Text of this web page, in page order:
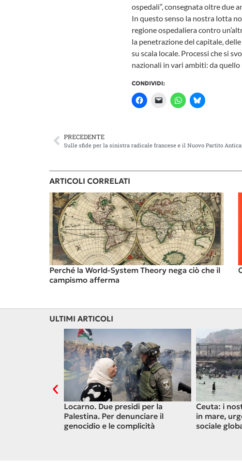
ospedali”, consegnata oltre due
In questo senso la nostra lotta
regione ospedaliera contro
la penetrazione del capitale,
su scala locale. Processi che si
nazionali in vari ambiti: da
CONDIVIDI:
PRECEDENTE
Sulle sfide per la sinistra radicale francese e il Nuovo Partito
ARTICOLI CORRELATI
Perché la World-System Theory nega ciò che il
campismo afferma
ULTIMI ARTICOLI
Locarno. Due presidi per la
Palestina. Per denunciare il
genocidio e le complicità
Ceuta: i
in mare,
sociale